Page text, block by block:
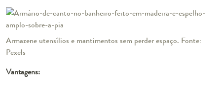
Armazene utensílios e mantimentos sem perder espaço. Fonte:
Pexels
Vantagens: